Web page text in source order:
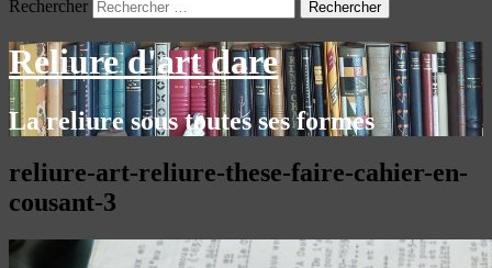
Rechercher
Reliure d'art dare
La reliure sous toutes ses formes
reliure-art-reliure-these-faire-cahier-en-
cousant-3